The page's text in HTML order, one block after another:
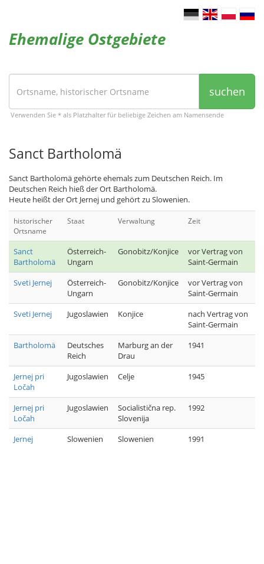
Ehemalige Ostgebiete
suchen
Verwenden Sie * als Platzhalter für beliebige Zeichen am Namensende
Sanct Bartholomä
Sanct Bartholomä gehörte ehemals zum Deutschen Reich. Im
Deutschen Reich hieß der Ort Bartholomä.
Heute heißt der Ort Jernej und gehört zu Slowenien.
historischer
Ortsname
Staat Verwaltung Zeit
Sanct
Bartholomä
Österreich-
Ungarn
Gonobitz/Konjice
vor Vertrag von
Saint-Germain
Sveti Jernej
Österreich-
Ungarn
Gonobitz/Konjice
vor Vertrag von
Saint-Germain
Sveti Jernej
Jugoslawien Konjice
nach Vertrag von
Saint-Germain
Bartholomä
Deutsches
Reich
Marburg an der
Drau
1941
Jernej pri
Ločah
Jugoslawien Celje 1945
Jernej pri
Ločah
Jugoslawien
Socialistična rep.
Slovenija
1992
Jernej Slowenien Slowenien 1991